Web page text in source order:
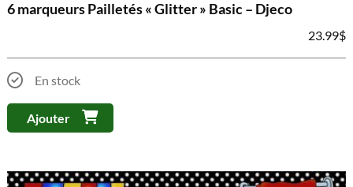
6 marqueurs Pailletés « Glitter » Basic – Djeco
23.99$
En stock
Ajouter